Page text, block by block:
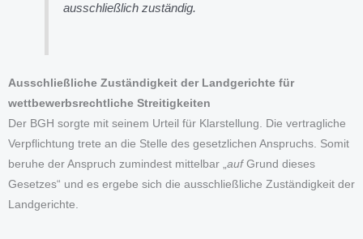
ausschließlich zuständig.
Ausschließliche Zuständigkeit der Landgerichte für
wettbewerbsrechtliche Streitigkeiten
Der BGH sorgte mit seinem Urteil für Klarstellung. Die vertragliche
Verpflichtung trete an die Stelle des gesetzlichen Anspruchs. Somit
beruhe der Anspruch zumindest mittelbar „aufGrund dieses
Gesetzes“ und es ergebe sich die ausschließliche Zuständigkeit der
Landgerichte.